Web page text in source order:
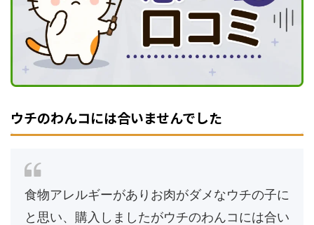
ウチのわんコには合いませんでした
食物アレルギーがありお肉がダメなウチの子に
と思い、購入しましたがウチのわんコには合い